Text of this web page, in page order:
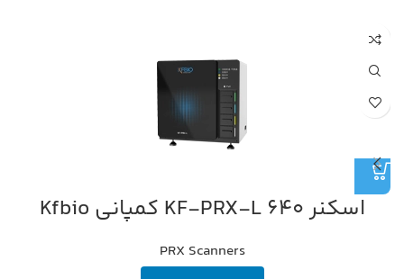
اسکنر 640 KF-PRX-L کمپانی Kfbio
PRX Scanners